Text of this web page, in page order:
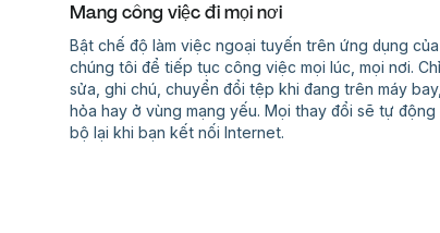
Mang công việc đi mọi nơi
Bật chế độ làm việc ngoại tuyến trên ứng dụng của
chúng tôi để tiếp tục công việc mọi lúc, mọi nơi.
sửa, ghi chú, chuyển đổi tệp khi đang trên máy
hỏa hay ở vùng mạng yếu. Mọi thay đổi sẽ tự động
bộ lại khi bạn kết nối Internet.